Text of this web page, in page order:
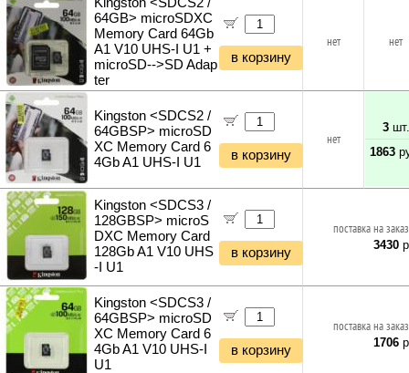
64GB> microSDXC
Memory Card 64Gb
A1 V10 UHS-I U1 +
microSD-->SD Adap
ter
в корзину
нет нет
Kingston <SDCS2 /
64GBSP> microSD
XC Memory Card 6
4Gb A1 UHS-I U1
в корзину
нет
3шт.
1863
Kingston <SDCS3 /
128GBSP> microS
DXC Memory Card
128Gb A1 V10 UHS
-I U1
в корзину
поставка на
3430
Kingston <SDCS3 /
64GBSP> microSD
XC Memory Card 6
4Gb A1 V10 UHS-I
U1
в корзину
поставка на
1706